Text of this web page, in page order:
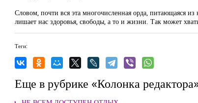
Словом, почти вся эта многочисленная орда, питающаяся
лишает нас здоровья, свободы, а то и жизни. Так может
Теги:
Еще в рубрике «Колонка